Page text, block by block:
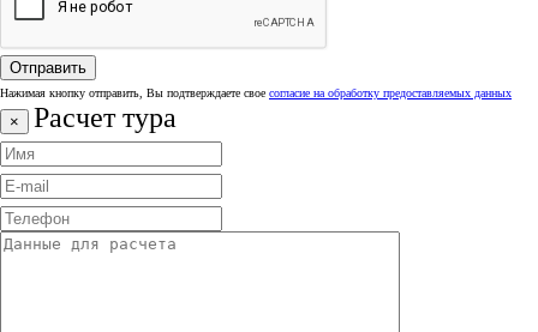
Нажимая кнопку отправить, Вы подтверждаете свое согласие на обработку предоставляемых данных
× Расчет тура